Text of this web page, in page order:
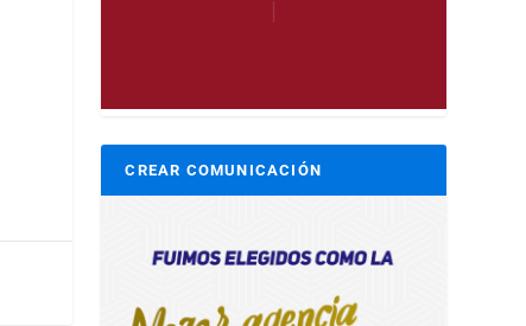
CREAR COMUNICACIÓN